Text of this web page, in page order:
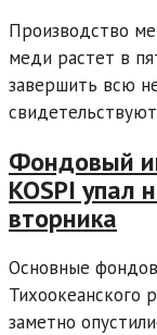
Производство
меди растет в
завершить всю
Фондовый
KOSPI упал
вторника
Основные
Тихоокеанского
заметно